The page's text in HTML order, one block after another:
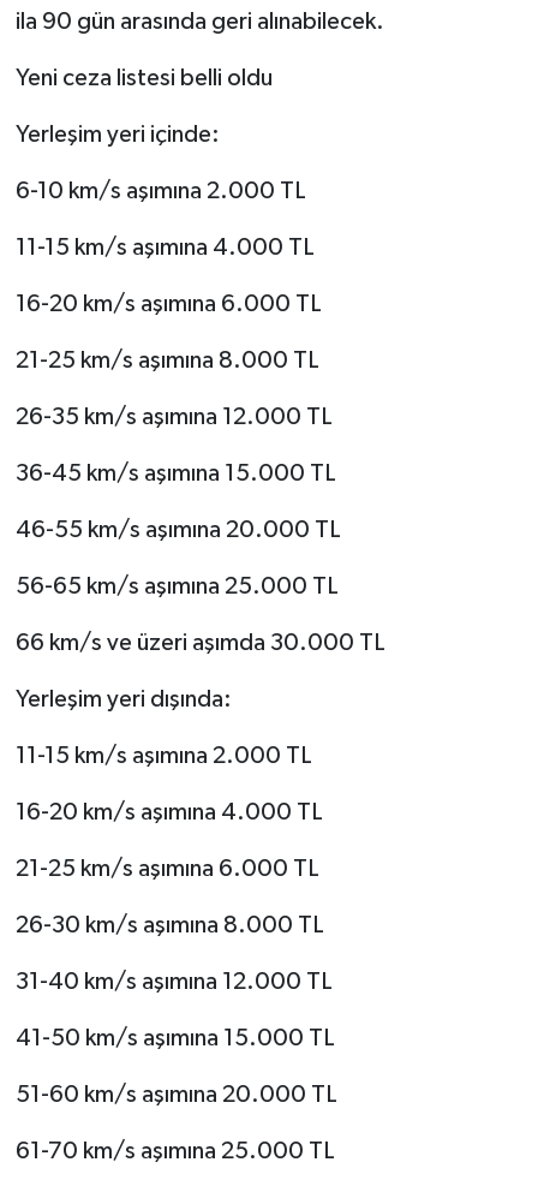
ila 90 gün arasında geri alınabilecek.
Yeni ceza listesi belli oldu
Yerleşim yeri içinde:
6-10 km/s aşımına 2.000 TL
11-15 km/s aşımına 4.000 TL
16-20 km/s aşımına 6.000 TL
21-25 km/s aşımına 8.000 TL
26-35 km/s aşımına 12.000 TL
36-45 km/s aşımına 15.000 TL
46-55 km/s aşımına 20.000 TL
56-65 km/s aşımına 25.000 TL
66 km/s ve üzeri aşımda 30.000 TL
Yerleşim yeri dışında:
11-15 km/s aşımına 2.000 TL
16-20 km/s aşımına 4.000 TL
21-25 km/s aşımına 6.000 TL
26-30 km/s aşımına 8.000 TL
31-40 km/s aşımına 12.000 TL
41-50 km/s aşımına 15.000 TL
51-60 km/s aşımına 20.000 TL
61-70 km/s aşımına 25.000 TL